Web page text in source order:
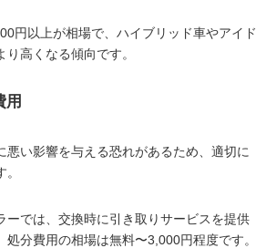
円以上が相場で、ハイブリッド車やアイド
高くなる傾向です。
用
悪い影響を与える恐れがあるため、適切に
ーでは、交換時に引き取りサービスを提供
処分費用の相場は無料〜3,000円程度です。